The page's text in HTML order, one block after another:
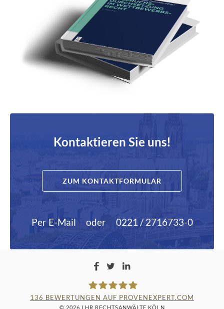
Kontaktieren Sie uns!
ZUM KONTAKTFORMULAR
Per E-Mail oder 0221 / 2716733-0
136 BEWERTUNGEN AUF PROVENEXPERT.COM
© 2026 LHR RECHTSANWÄLTE KÖLN